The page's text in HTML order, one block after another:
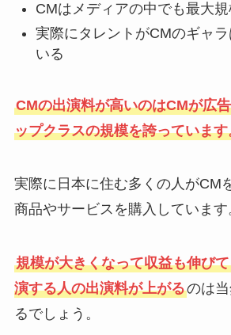
CMはメディアの中でも最大
実際にタレントがCMのギャ
いる
CMの出演料が高いのはCMが広
ップクラスの規模を誇っています
実際に日本に住む多くの人がCM
商品やサービスを購入しています
規模が大きくなって収益も伸び
演する人の出演料が上がるのは
るでしょう。